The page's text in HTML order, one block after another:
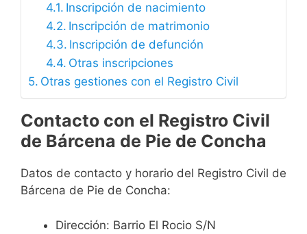
Inscripción de nacimiento
Inscripción de matrimonio
Inscripción de defunción
Otras inscripciones
Otras gestiones con el Registro Civil
Contacto con el Registro Civil
de Bárcena de Pie de Concha
Datos de contacto y horario del Registro Civil de
Bárcena de Pie de Concha:
Dirección: Barrio El Rocio S/N